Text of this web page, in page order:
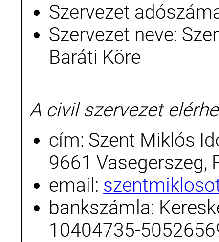
Szervezet
Szervezet neve:
Baráti Köre
A civil szervezet
cím: Szent Miklós
9661 Vasegerszeg,
email:
bankszámla:
10404735-